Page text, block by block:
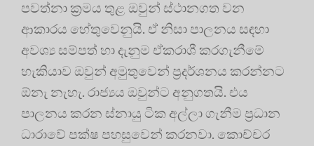
පවත්නා ක්‍රමය තුළ ඔවුන් ස්ථානගත වන
ආකාරය හේතුවෙනුයි. ඒ නිසා පාලනය සඳහා
අවශ්‍ය සම්පත් හා දැනුම ඒකරාශී කරගැනීමේ
හැකියාව ඔවුන් අමුතුවෙන් ප්‍රදර්ශනය කරන්නට
ඕනැ නැහැ. රාජ්‍යය ඔවුන්ට අනුගතයි. එය
පාලනය කරන ස්නායු ටික අල්ලා ගැනීම ප්‍රධාන
ධාරාවේ පක්ෂ පහසුවෙන් කරනවා. කොච්චර